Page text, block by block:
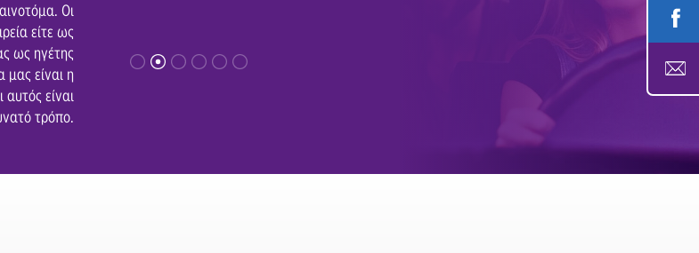
Οι
είτε ως
ως ηγέτης
μας είναι η
είναι
τρόπο.
- Radovan